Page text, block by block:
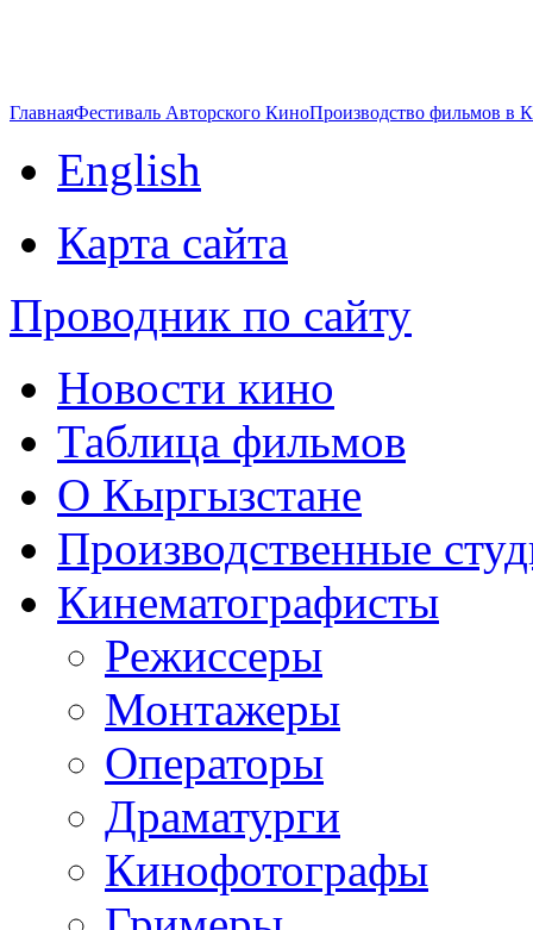
ГлавнаяФестиваль Авторского КиноПроизводство фильмов в
English
Карта сайта
Проводник по сайту
Новости кино
Таблица фильмов
О Кыргызстане
Производственные
Кинематографисты
Режиссеры
Монтажеры
Операторы
Драматурги
Кинофотографы